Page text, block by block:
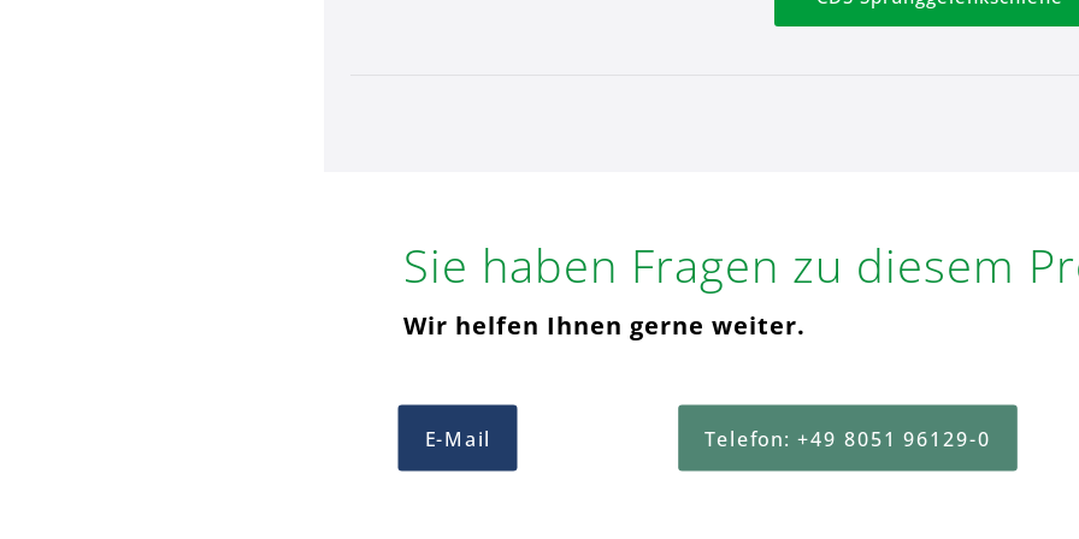
Sie haben Fragen zu diesem
Wir helfen Ihnen gerne weiter.
E-Mail Telefon: +49 8051 96129-0